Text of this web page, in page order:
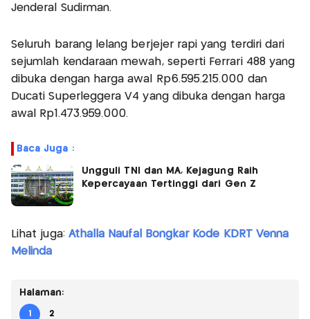
Jenderal Sudirman.
Seluruh barang lelang berjejer rapi yang terdiri dari
sejumlah kendaraan mewah, seperti Ferrari 488 yang
dibuka dengan harga awal Rp6.595.215.000 dan
Ducati Superleggera V4 yang dibuka dengan harga
awal Rp1.473.959.000.
Baca Juga :
Ungguli TNI dan MA, Kejagung Raih
Kepercayaan Tertinggi dari Gen Z
Lihat juga: Athalla Naufal Bongkar Kode KDRT Venna
Melinda
Halaman:
1 2